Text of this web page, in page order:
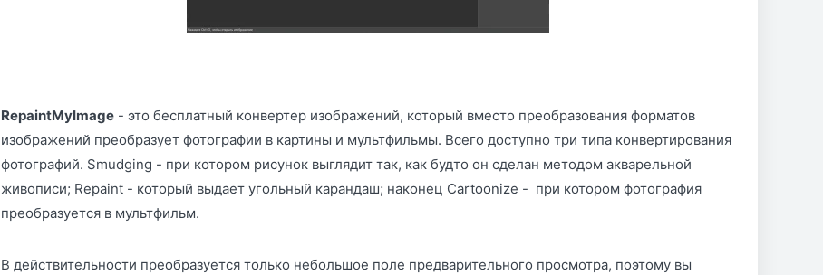
RepaintMyImage - это бесплатный конвертер изображений, который вместо преобразования форматов
изображений преобразует фотографии в картины и мультфильмы. Всего доступно три типа конвертирования
фотографий. Smudging - при котором рисунок выглядит так, как будто он сделан методом акварельной
живописи; Repaint - который выдает угольный карандаш; наконец Cartoonize - при котором фотография
преобразуется в мультфильм.
В действительности преобразуется только небольшое поле предварительного просмотра, поэтому вы